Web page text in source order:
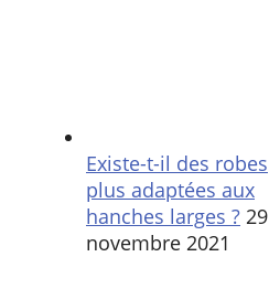
Existe-t-il des robes
plus adaptées aux
hanches larges ? 29
novembre 2021